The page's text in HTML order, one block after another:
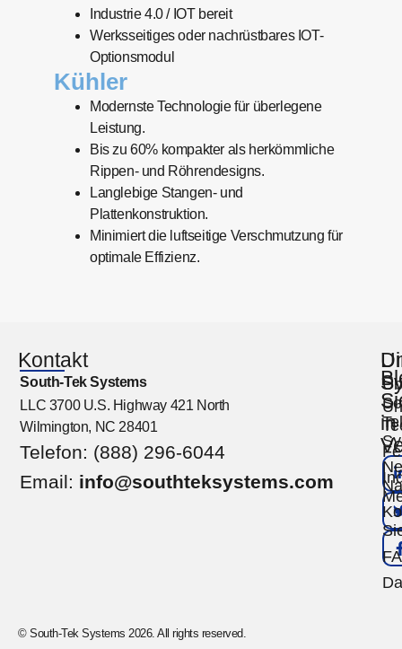
Industrie 4.0 / IOT bereit
Werksseitiges oder nachrüstbares IOT-
Optionsmodul
Kühler
Modernste Technologie für überlegene
Leistung.
Bis zu 60% kompakter als herkömmliche
Rippen- und Röhrendesigns.
Langlebige Stangen- und
Plattenkonstruktion.
Minimiert die luftseitige Verschmutzung für
optimale Effizienz.
Kontakt
South-Tek Systems
LLC 3700 U.S. Highway 421 North
Wilmington, NC 28401
Telefon: (888) 296-6044
Email: info@southteksystems.com
in
© South-Tek Systems 2026. All rights reserved.